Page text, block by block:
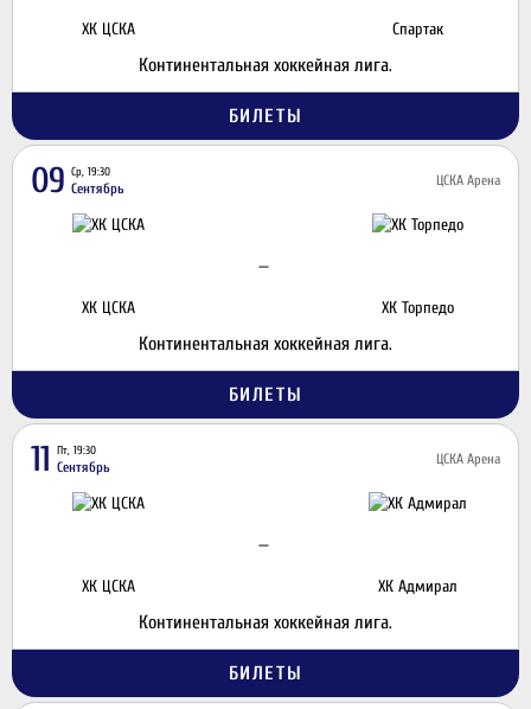
ХК ЦСКА Спартак
Континентальная хоккейная лига.
БИЛЕТЫ
09 Ср, 19:30
Сентябрь ЦСКА Арена
ХК ЦСКА
—
ХК Торпедо
Континентальная хоккейная лига.
БИЛЕТЫ
11 Пт, 19:30
Сентябрь ЦСКА Арена
ХК ЦСКА
—
ХК Адмирал
Континентальная хоккейная лига.
БИЛЕТЫ